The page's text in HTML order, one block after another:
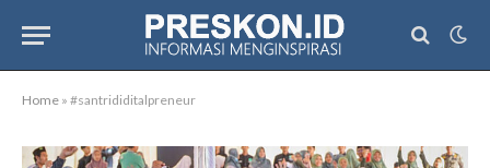
Home » #santrididitalpreneur